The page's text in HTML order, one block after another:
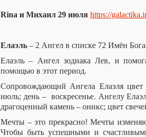
Rina и Михаил 29 июля https://
Елаэль – 2 Ангел в списке 72 Имён
Елаэль – Ангел зодиака Лев, и
помощью в этот период.
Сопровождающий Ангела Елаэля
июль; день – воскресенье. Ангелу
драгоценный камень – оникс; цвет
Мечты – это прекрасно! Мечты
Чтобы быть успешными и